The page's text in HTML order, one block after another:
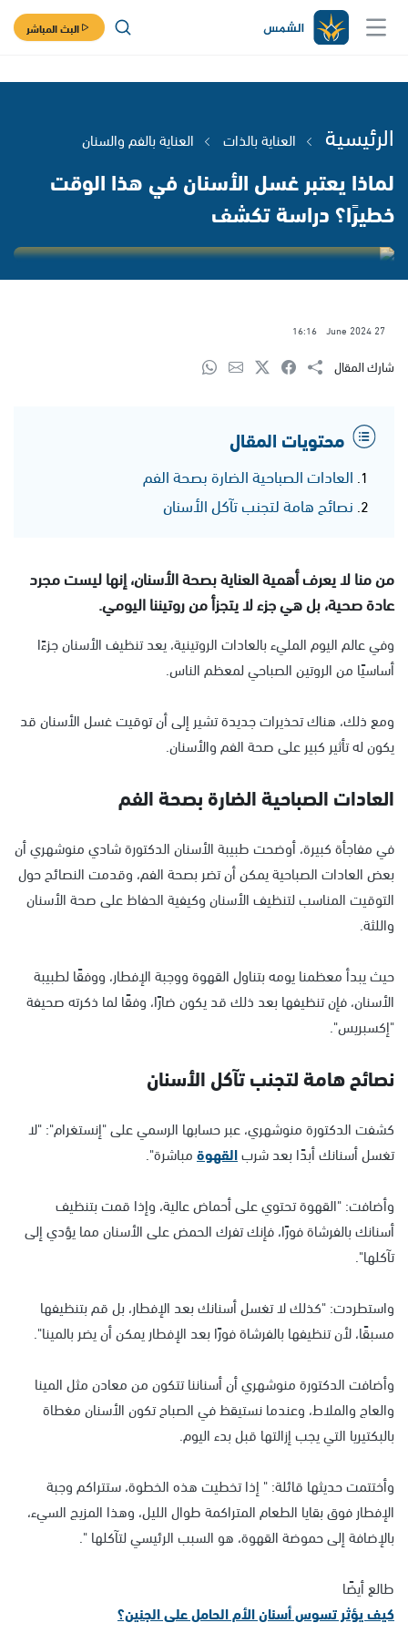
البث المباشر
الرئيسية العناية بالذات العناية بالفم والسنان
لماذا يعتبر غسل الأسنان في هذا الوقت
خطيرًا؟ دراسة تكشف
27 June 2024
16:16
شارك المقال
محتويات المقال
العادات الصباحية الضارة بصحة الفم
نصائح هامة لتجنب تآكل الأسنان
من منا لا يعرف أهمية العناية بصحة الأسنان، إنها ليست مجرد
عادة صحية، بل هي جزء لا يتجزأ من روتيننا اليومي.
وفي عالم اليوم المليء بالعادات الروتينية، يعد تنظيف الأسنان جزءًا
أساسيًا من الروتين الصباحي لمعظم الناس.
ومع ذلك، هناك تحذيرات جديدة تشير إلى أن توقيت غسل الأسنان قد
يكون له تأثير كبير على صحة الفم والأسنان.
العادات الصباحية الضارة بصحة الفم
في مفاجأة كبيرة، أوضحت طبيبة الأسنان الدكتورة شادي منوشهري أن
بعض العادات الصباحية يمكن أن تضر بصحة الفم، وقدمت النصائح حول
التوقيت المناسب لتنظيف الأسنان وكيفية الحفاظ على صحة الأسنان
واللثة.
حيث يبدأ معظمنا يومه بتناول القهوة ووجبة الإفطار، ووفقًا لطبيبة
الأسنان، فإن تنظيفها بعد ذلك قد يكون ضارًا، وفقًا لما ذكرته صحيفة
"إكسبريس".
نصائح هامة لتجنب تآكل الأسنان
كشفت الدكتورة منوشهري، عبر حسابها الرسمي على "إنستغرام": "لا
تغسل أسنانك أبدًا بعد شربالقهوةمباشرة".
وأضافت: "القهوة تحتوي على أحماض عالية، وإذا قمت بتنظيف
أسنانك بالفرشاة فورًا، فإنك تفرك الحمض على الأسنان مما يؤدي إلى
تآكلها".
واستطردت: "كذلك لا تغسل أسنانك بعد الإفطار، بل قم بتنظيفها
مسبقًا، لأن تنظيفها بالفرشاة فورًا بعد الإفطار يمكن أن يضر بالمينا".
وأضافت الدكتورة منوشهري أن أسناننا تتكون من معادن مثل المينا
والعاج والملاط، وعندما نستيقظ في الصباح تكون الأسنان مغطاة
بالبكتيريا التي يجب إزالتها قبل بدء اليوم.
وأختتمت حديثها قائلة: " إذا تخطيت هذه الخطوة، ستتراكم وجبة
الإفطار فوق بقايا الطعام المتراكمة طوال الليل، وهذا المزيج السيء،
بالإضافة إلى حموضة القهوة، هو السبب الرئيسي لتآكلها ".
طالع أيضًا
كيف يؤثر تسوس أسنان الأم الحامل على الجنين؟